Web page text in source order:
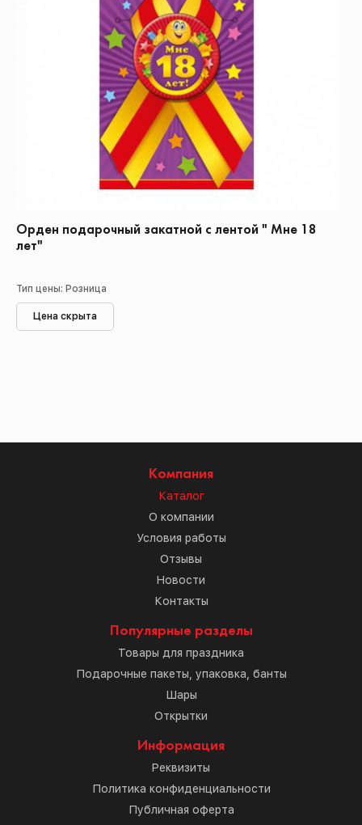
Орден подарочный закатной с лентой " Мне 18
лет"
Тип цены: Розница
Цена скрыта
Компания
Каталог
О компании
Условия работы
Отзывы
Новости
Контакты
Популярные разделы
Товары для праздника
Подарочные пакеты, упаковка, банты
Шары
Открытки
Информация
Реквизиты
Политика конфиденциальности
Публичная оферта